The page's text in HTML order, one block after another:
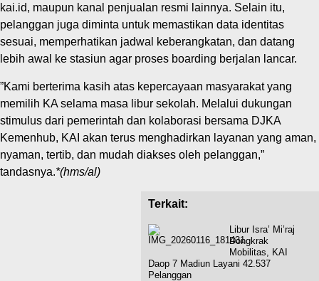
kai.id, maupun kanal penjualan resmi lainnya. Selain itu,
pelanggan juga diminta untuk memastikan data identitas
sesuai, memperhatikan jadwal keberangkatan, dan datang
lebih awal ke stasiun agar proses boarding berjalan lancar.
‎”Kami berterima kasih atas kepercayaan masyarakat yang
memilih KA selama masa libur sekolah. Melalui dukungan
stimulus dari pemerintah dan kolaborasi bersama DJKA
Kemenhub, KAI akan terus menghadirkan layanan yang aman,
nyaman, tertib, dan mudah diakses oleh pelanggan,”
tandasnya.*(hms/al)
Terkait:
Libur Isra’ Mi’raj
Dongkrak
Mobilitas, KAI
Daop 7 Madiun Layani 42.537
Pelanggan